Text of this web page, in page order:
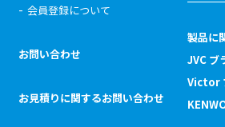
会員登録について
お問い合わせ
お見積りに関するお問い合わせ
製品に
JVC ブ
Victor